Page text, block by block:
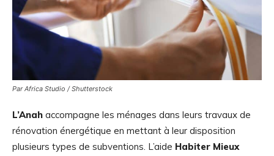
Par Africa Studio / Shutterstock
L’Anah accompagne les ménages dans leurs travaux de
rénovation énergétique en mettant à leur disposition
plusieurs types de subventions. L’aide Habiter Mieux